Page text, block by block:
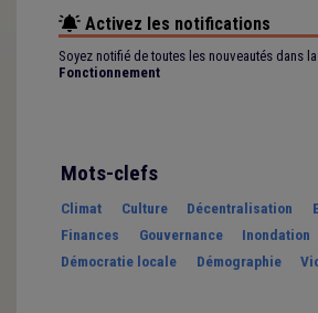
Activez les notifications
Soyez notifié de toutes les nouveautés dans
Fonctionnement
Mots-clefs
Climat Culture Décentralisation
Finances
Gouvernance Inondation
Démocratie locale
Démographie